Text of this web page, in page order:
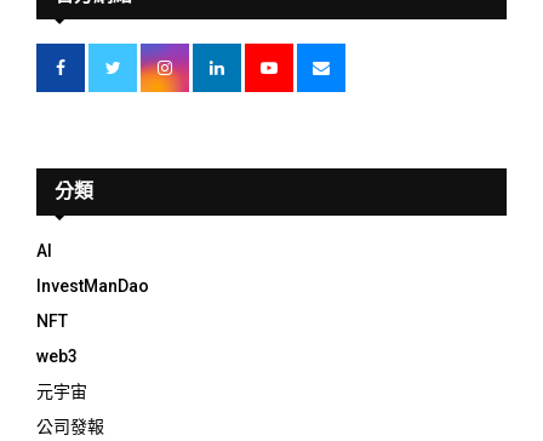
分類
AI
InvestManDao
NFT
web3
元宇宙
公司發報